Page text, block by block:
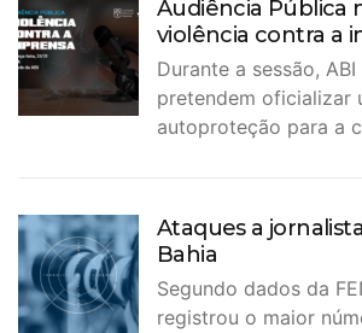
Audiência Pública
violência contra a
Durante a sessão,
pretendem oficializar
autoproteção para a
Ataques a
Bahia
Segundo dados da
registrou o maior